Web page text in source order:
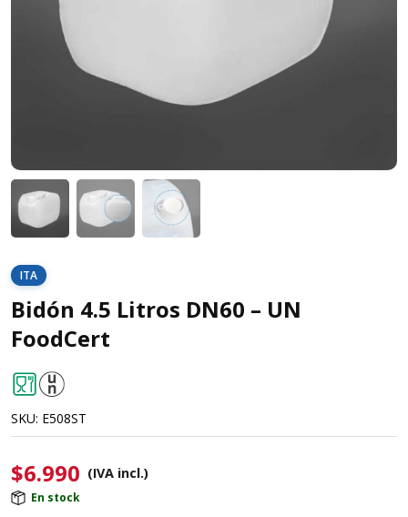
ITA
Bidón 4.5 Litros DN60 – UN
FoodCert
SKU: E508ST
$6.990 (IVA incl.)
En stock